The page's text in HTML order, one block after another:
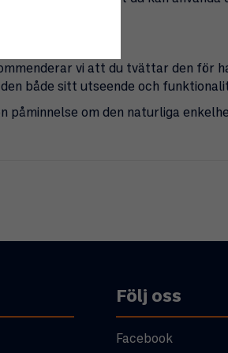
vi att du tvättar den för
både sitt utseende och
påminnelse om den naturliga
Följ oss
Facebook